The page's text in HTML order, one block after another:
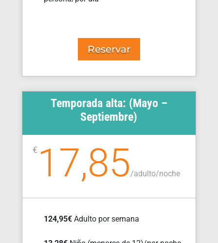
Reservar
Temporada alta: (Mayo –
Septiembre)
€ 17,85/adulto/noche
124,95€Adulto por semana